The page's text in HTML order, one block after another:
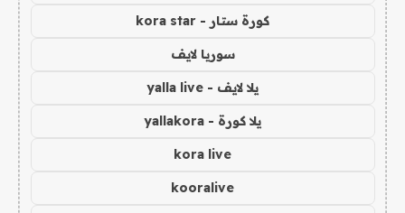
كورة ستار - kora star
سوريا لايف
يلا لايف - yalla live
يلا كورة - yallakora
kora live
kooralive